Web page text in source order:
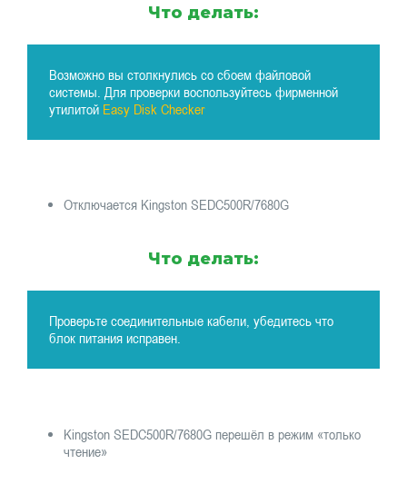
Что делать:
Возможно вы столкнулись со сбоем файловой
системы. Для проверки воспользуйтесь фирменной
утилитой Easy Disk Checker
Отключается Kingston SEDC500R/7680G
Что делать:
Проверьте соединительные кабели, убедитесь что
блок питания исправен.
Kingston SEDC500R/7680G перешёл в режим «только
чтение»